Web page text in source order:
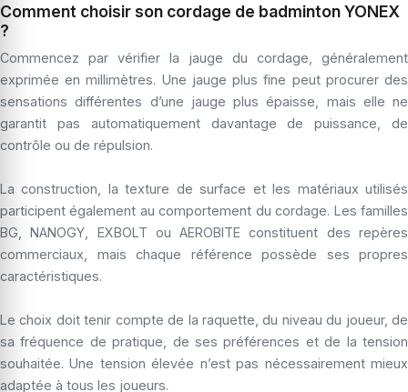
Comment choisir son cordage de badminton YONEX
?
Commencez par vérifier la jauge du cordage, généralement
exprimée en millimètres. Une jauge plus fine peut procurer des
sensations différentes d’une jauge plus épaisse, mais elle ne
garantit pas automatiquement davantage de puissance, de
contrôle ou de répulsion.
La construction, la texture de surface et les matériaux utilisés
participent également au comportement du cordage. Les familles
BG, NANOGY, EXBOLT ou AEROBITE constituent des repères
commerciaux, mais chaque référence possède ses propres
caractéristiques.
Le choix doit tenir compte de la raquette, du niveau du joueur, de
sa fréquence de pratique, de ses préférences et de la tension
souhaitée. Une tension élevée n’est pas nécessairement mieux
adaptée à tous les joueurs.